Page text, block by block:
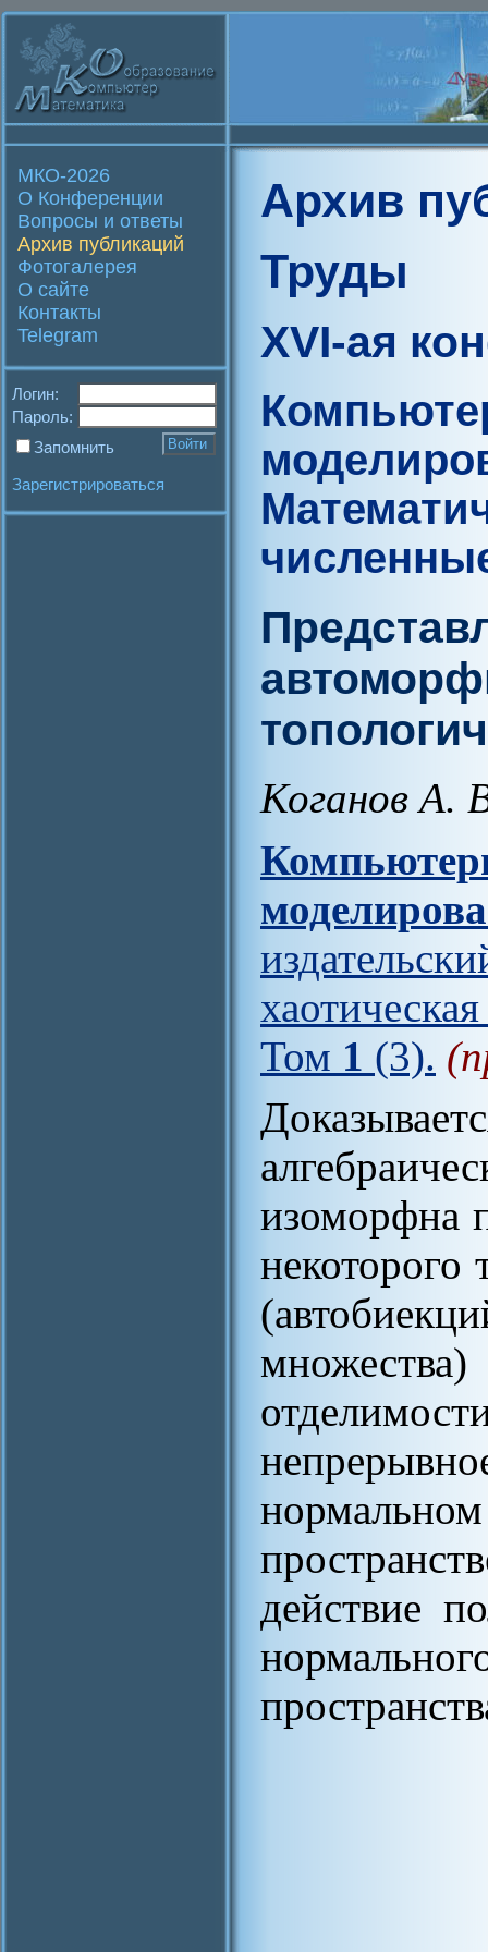
МКО-2026
О Конференции
Вопросы и ответы
Архив публикаций
Фотогалерея
О сайте
Контакты
Telegram
Логин:
Пароль:
Запомнить
Зарегистрироваться
Архив
Труды
XVI-ая
Коганов А.
Том 1 (3).
изоморфна
некоторого
действие